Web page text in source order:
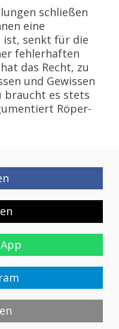
schließen
eine
ist, senkt für die
fehlerhaften
das Recht, zu
und Gewissen
braucht es stets
Röper-